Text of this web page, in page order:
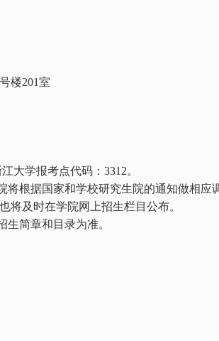
号楼201室
江大学报考点代码： 3312。
将根据国家和学校研究生院的通知做相应
将及时在学院网上招生栏目公布。
简章和目录为准。